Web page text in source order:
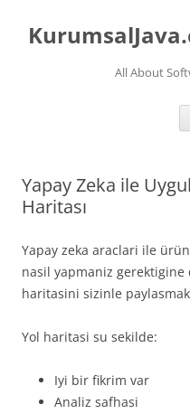
All About
Yapay Zeka ile
Haritası
Yapay zeka araclari ile
nasil yapmaniz
haritasini sizinle
Yol haritasi su sekilde:
Iyi bir fikrim var
Analiz safhasi